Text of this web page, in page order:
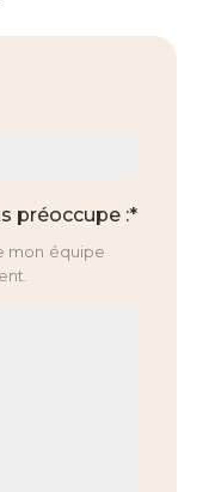
préoccupe :*
mon équipe